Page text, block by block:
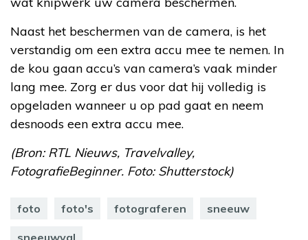
Naast het beschermen van de camera, is het
verstandig om een extra accu mee te nemen. In
de kou gaan accu’s van camera’s vaak minder
lang mee. Zorg er dus voor dat hij volledig is
opgeladen wanneer u op pad gaat en neem
desnoods een extra accu mee.
(Bron: RTL Nieuws, Travelvalley,
FotografieBeginner. Foto: Shutterstock)
foto foto's fotograferen sneeuw
sneeuwval